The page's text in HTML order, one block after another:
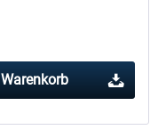
Warenkorb